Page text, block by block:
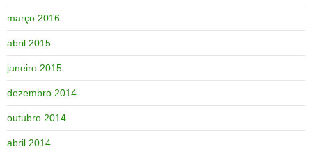
março 2016
abril 2015
janeiro 2015
dezembro 2014
outubro 2014
abril 2014